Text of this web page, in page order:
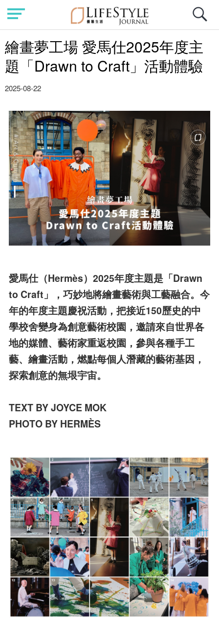
繪畫夢工場 愛馬仕2025年度主
題「Drawn to Craft」活動體驗
2025-08-22
愛馬仕（Hermès）2025年度主題是「Drawn
to Craft」，巧妙地將繪畫藝術與工藝融合。今
年的年度主題慶祝活動，把接近150歷史的中
學校舍變身為創意藝術校園，邀請來自世界各
地的媒體、藝術家重返校園，參與各種手工
藝、繪畫活動，燃點每個人潛藏的藝術基因，
探索創意的無垠宇宙。
TEXT BY JOYCE MOK
PHOTO BY HERMÈS